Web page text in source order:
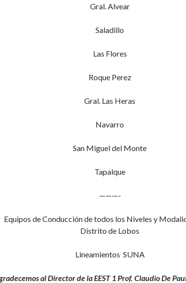
Gral. Alvear
Saladillo
Las Flores
Roque Perez
Gral. Las Heras
Navarro
San Miguel del Monte
Tapalque
———-
Equipos de Conducción de todos los Niveles y
Distrito de Lobos
Lineamientos SUNA
al Director de la EEST 1 Prof. Claudio De